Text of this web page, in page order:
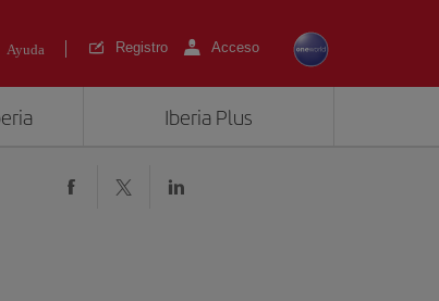
Ayuda Registro Acceso
Iberia Plus